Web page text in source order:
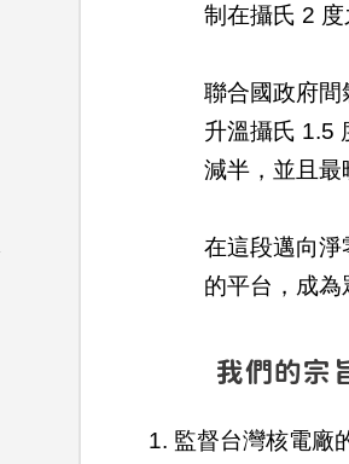
制在攝氏 2
聯合國政府間
升溫攝氏 1.5
減半，並且最
在這段邁向
的平台，成為
我們的宗
1. 監督台灣核電廠